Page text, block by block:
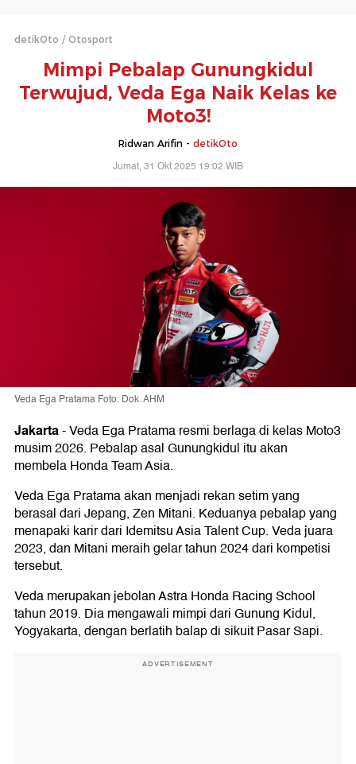
detikOto Otosport
Mimpi Pebalap Gunungkidul
Terwujud, Veda Ega Naik Kelas ke
Moto3!
Ridwan Arifin - detikOto
Jumat, 31 Okt 2025 19:02 WIB
Veda Ega Pratama Foto: Dok. AHM
Jakarta-Veda Ega Pratama resmi berlaga di kelas Moto3
musim 2026. Pebalap asal Gunungkidul itu akan
membela Honda Team Asia.
Veda Ega Pratama akan menjadi rekan setim yang
berasal dari Jepang, Zen Mitani. Keduanya pebalap yang
menapaki karir dari Idemitsu Asia Talent Cup. Veda juara
2023, dan Mitani meraih gelar tahun 2024 dari kompetisi
tersebut.
Veda merupakan jebolan Astra Honda Racing School
tahun 2019. Dia mengawali mimpi dari Gunung Kidul,
Yogyakarta, dengan berlatih balap di sikuit Pasar Sapi.
ADVERTISEMENT